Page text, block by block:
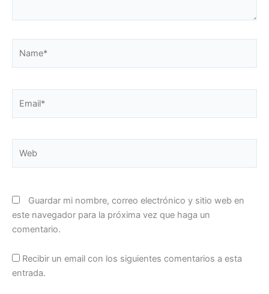
Guardar mi nombre, correo electrónico y sitio web en
este navegador para la próxima vez que haga un
comentario.
Recibir un email con los siguientes comentarios a esta
entrada.